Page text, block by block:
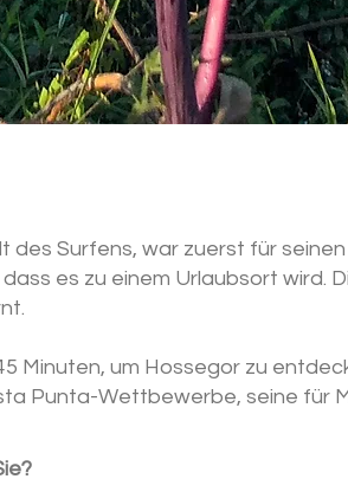
Surfens, war zuerst für
es zu einem Urlaubsort wird.
Minuten, um Hossegor zu
Punta-Wettbewerbe, seine für